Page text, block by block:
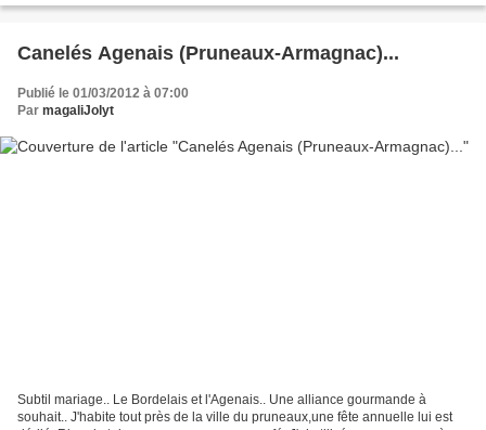
Canelés Agenais (Pruneaux-Armagnac)...
Publié le 01/03/2012 à 07:00
Par magaliJolyt
Subtil mariage.. Le Bordelais et l'Agenais.. Une alliance gourmande à
souhait.. J'habite tout près de la ville du pruneaux,une fête annuelle lui est